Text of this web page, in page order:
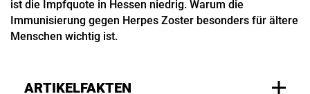
ist die Impfquote in Hessen niedrig. Warum die
Immunisierung gegen Herpes Zoster besonders für ältere
Menschen wichtig ist.
ARTIKELFAKTEN